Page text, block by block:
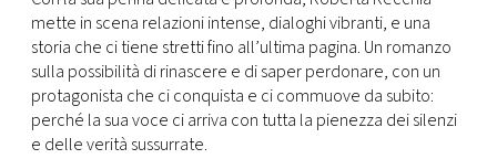
mette in scena relazioni intense, dialoghi vibranti, e una
storia che ci tiene stretti fino all’ultima pagina. Un romanzo
sulla possibilità di rinascere e di saper perdonare, con un
protagonista che ci conquista e ci commuove da subito:
perché la sua voce ci arriva con tutta la pienezza dei silenzi
e delle verità sussurrate.